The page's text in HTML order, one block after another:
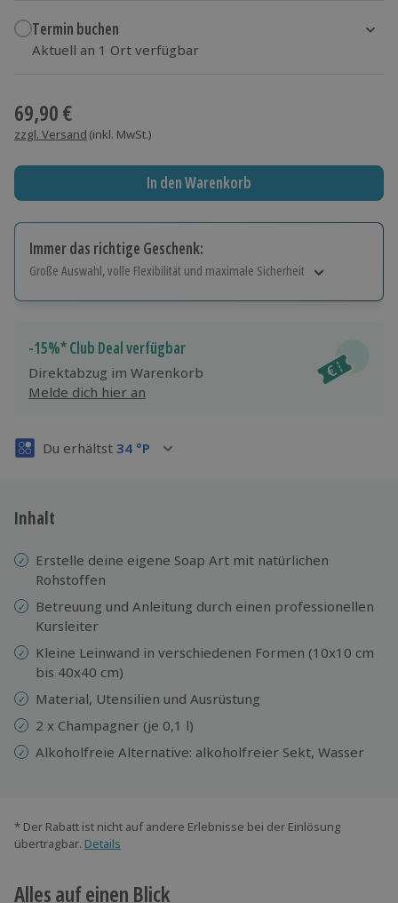
Termin buchen
Aktuell an 1 Ort verfügbar
69,90 €
zzgl. Versand (inkl. MwSt.)
In den Warenkorb
Immer das richtige Geschenk:
Große Auswahl, volle Flexibilität und maximale Sicherheit
Jeder Gutschein für alle Erlebnisse einlösbar.
Maximale Sicherheit
3 Jahre gültig & verlängerbar.
-15%* Club Deal verfügbar
Direktabzug im Warenkorb
Melde dich hier an
Du erhältst 34 °P
Inhalt
Erstelle deine eigene Soap Art mit natürlichen
Rohstoffen
Betreuung und Anleitung durch einen professionellen
Kursleiter
Kleine Leinwand in verschiedenen Formen (10x10 cm
bis 40x40 cm)
Material, Utensilien und Ausrüstung
2 x Champagner (je 0,1 l)
Alkoholfreie Alternative: alkoholfreier Sekt, Wasser
* Der Rabatt ist nicht auf andere Erlebnisse bei der Einlösung
übertragbar. Details
Alles auf einen Blick